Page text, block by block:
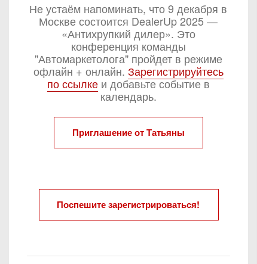
Не устаём напоминать, что 9 декабря в
Москве состоится DealerUp 2025 —
«Антихрупкий дилер». Это
конференция команды
"Автомаркетолога" пройдет в режиме
офлайн + онлайн. Зарегистрируйтесь
по ссылке и добавьте событие в
календарь.
Приглашение от Татьяны
Поспешите зарегистрироваться!